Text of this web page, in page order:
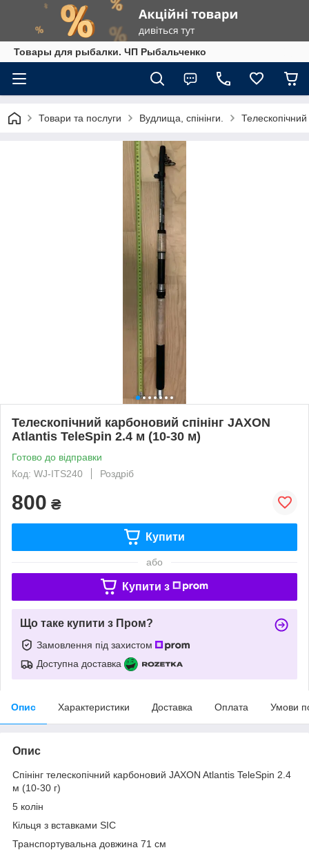
Товары для рыбалки. ЧП Рыбальченко
Товари та послуги Вудлища, спінінги.
Телескопічний карбоновий спінінг JAXON
Atlantis TeleSpin 2.4 м (10-30 м)
Готово до відправки
Код: WJ-ITS240
Роздріб
800 ₴
Купити
або
Купити з
Що таке купити з Пром?
Замовлення під захистом
Доступна доставка
Опис Характеристики Доставка Оплата Умови
Опис
Спінінг телескопічний карбоновий JAXON Atlantis TeleSpin 2.4
м (10-30 г)
5 колін
Кільця з вставками SIC
Транспортувальна довжина 71 см